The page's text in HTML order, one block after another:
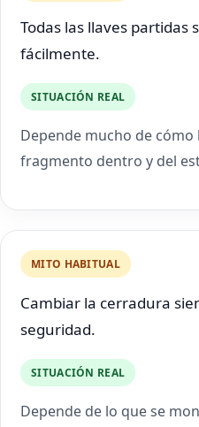
Todas las llaves partidas
fácilmente.
SITUACIÓN REAL
Depende mucho de cómo
fragmento dentro y del
MITO HABITUAL
Cambiar la cerradura
seguridad.
SITUACIÓN REAL
Depende de lo que se